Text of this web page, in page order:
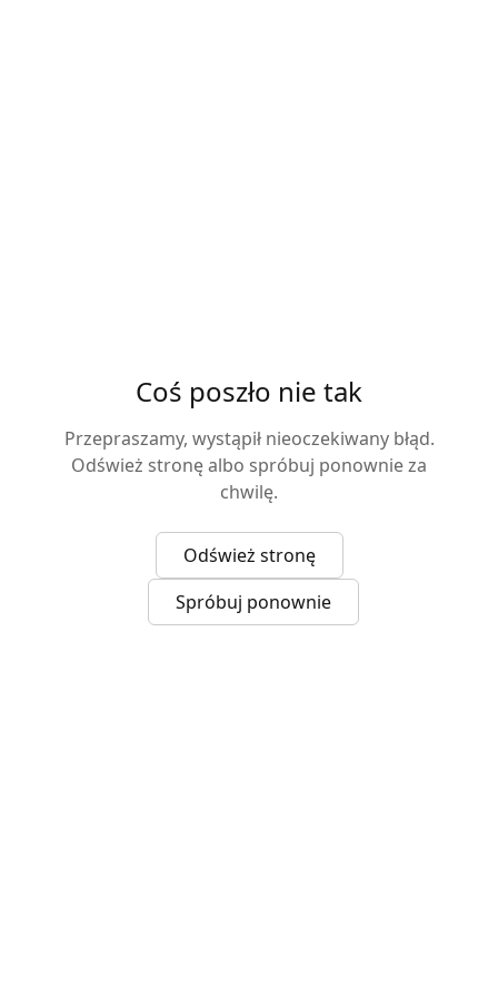
Coś poszło nie tak
Przepraszamy, wystąpił nieoczekiwany błąd.
Odśwież stronę albo spróbuj ponownie za
chwilę.
Odśwież stronę
Spróbuj ponownie